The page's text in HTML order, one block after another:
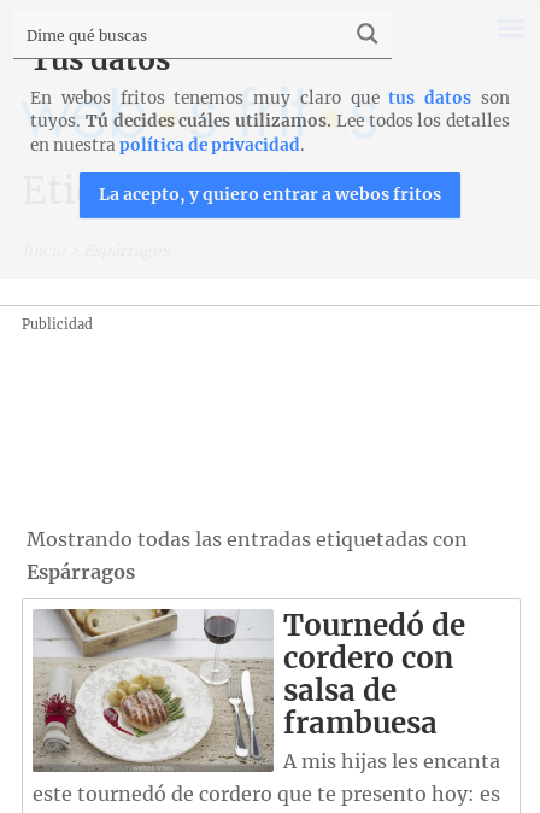
Etiqueta: Espárragos
Publicidad
Mostrando todas las entradas etiquetadas con
Espárragos
Tournedó de
cordero con
salsa de
frambuesa
A mis hijas les encanta
este tournedó de cordero que te presento hoy: es
Tus datos
En webos fritos tenemos muy claro quetus datos son
tuyos. Tú decides cuáles utilizamos. Lee todos los detalles
en nuestrapolítica de privacidad.
La acepto, y quiero entrar a webos fritos